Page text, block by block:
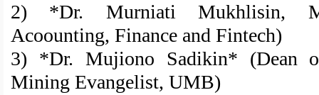
2) *Dr. Murniati Mukhlisin,
Acoounting, Finance and Fintech)
3) *Dr. Mujiono Sadikin* (Dean
Mining Evangelist, UMB)